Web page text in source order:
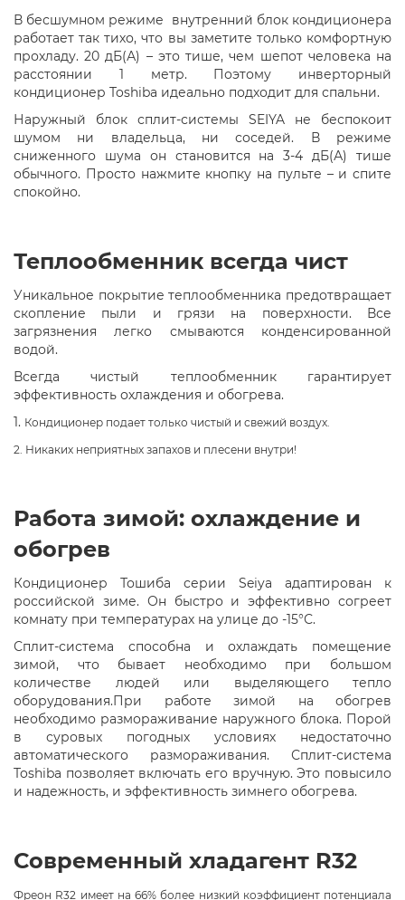
В бесшумном режиме внутренний блок кондиционера
работает так тихо, что вы заметите только комфортную
прохладу. 20 дБ(А) – это тише, чем шепот человека на
расстоянии 1 метр. Поэтому инверторный
кондиционер Toshiba идеально подходит для спальни.
Наружный блок сплит-системы SEIYA не беспокоит
шумом ни владельца, ни соседей. В режиме
сниженного шума он становится на 3-4 дБ(А) тише
обычного. Просто нажмите кнопку на пульте – и спите
спокойно.
Теплообменник всегда чист
Уникальное покрытие теплообменника предотвращает
скопление пыли и грязи на поверхности. Все
загрязнения легко смываются конденсированной
водой.
Всегда чистый теплообменник гарантирует
эффективность охлаждения и обогрева.
1. Кондиционер подает только чистый и свежий воздух.
2. Никаких неприятных запахов и плесени внутри!
Работа зимой: охлаждение и
обогрев
Кондиционер Тошиба серии Seiya адаптирован к
российской зиме. Он быстро и эффективно согреет
комнату при температурах на улице до -15°С.
Сплит-система способна и охлаждать помещение
зимой, что бывает необходимо при большом
количестве людей или выделяющего тепло
оборудования.При работе зимой на обогрев
необходимо размораживание наружного блока. Порой
в суровых погодных условиях недостаточно
автоматического размораживания. Сплит-система
Toshiba позволяет включать его вручную. Это повысило
и надежность, и эффективность зимнего обогрева.
Современный хладагент R32
Фреон R32 имеет на 66% более низкий коэффициент потенциала